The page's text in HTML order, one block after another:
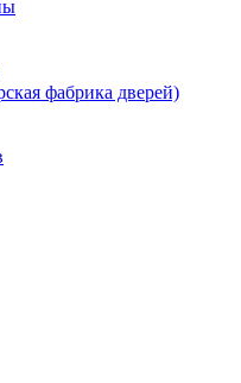
фабрика дверей)